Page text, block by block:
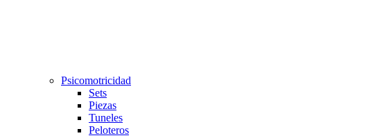
Psicomotricidad
Sets
Piezas
Tuneles
Peloteros